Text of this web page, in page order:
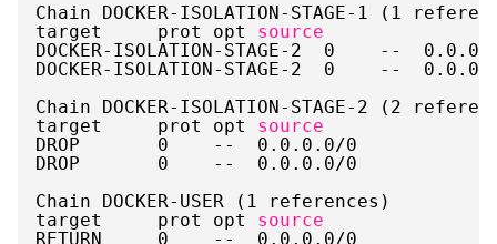
Chain DOCKER-ISOLATION-STAGE-1 (1
target     prot opt source
DOCKER-ISOLATION-STAGE-2  0    --
DOCKER-ISOLATION-STAGE-2  0    --
Chain DOCKER-ISOLATION-STAGE-2 (2
target     prot opt source
DROP       0    --  0.0.0.0/0
DROP       0    --  0.0.0.0/0
Chain DOCKER-USER (1 references)
target     prot opt source
RETURN     0    --  0.0.0.0/0